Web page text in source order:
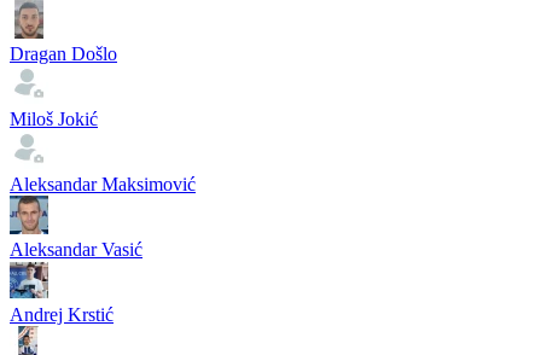
Dragan Došlo
Miloš Jokić
Aleksandar Maksimović
Aleksandar Vasić
Andrej Krstić